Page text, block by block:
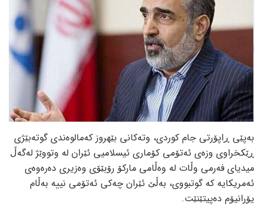
بەپێی ڕاپۆرتی جام کوردی، وتەکانی بێهروز کەمالوەندى گوتەبێژى
ڕێکخراوی وزەى ئەتۆمی کۆماری ئیسلامیی ئێران لە وتووێژ لەگەڵ
میدیاى فەرمی وڵات لە وەڵامی مارکۆ رۆبێۆى وەزیری دەرەوەى
ئەمریکایە کە گوتبووى، بەڵێ ئێران چەکى ئەتۆمی نییە بەڵام
یۆرانیۆم دەپیتێنێت.